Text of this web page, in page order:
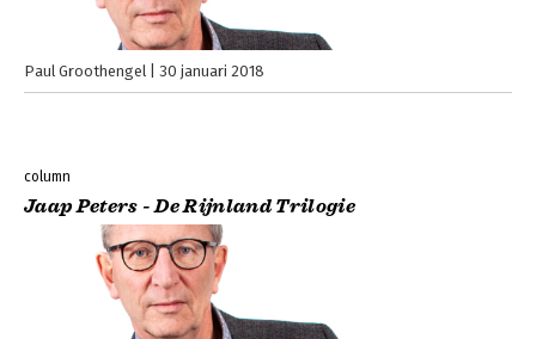
Paul Groothengel 30 januari 2018
column
Jaap Peters - De Rijnland Trilogie